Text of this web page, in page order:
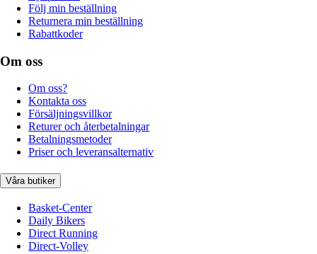
Följ min beställning
Returnera min beställning
Rabattkoder
Om oss
Om oss?
Kontakta oss
Försäljningsvillkor
Returer och återbetalningar
Betalningsmetoder
Priser och leveransalternativ
Våra butiker
Basket-Center
Daily Bikers
Direct Running
Direct-Volley